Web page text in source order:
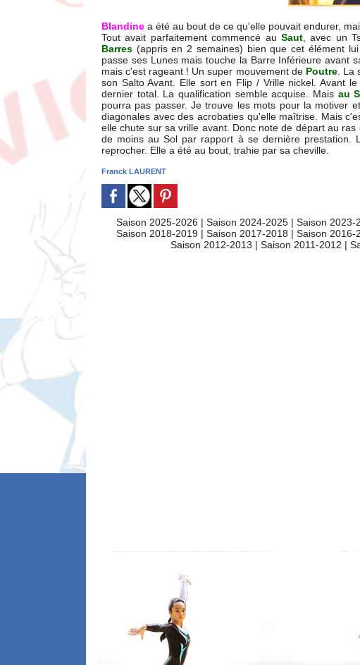
Blandine a été au bout de ce qu'elle pouvait endurer,
Tout avait parfaitement commencé au Saut, avec un
Barres (appris en 2 semaines) bien que cet élément
passe ses Lunes mais touche la Barre Inférieure avant
mais c'est rageant ! Un super mouvement de Poutre. La
son Salto Avant. Elle sort en Flip / Vrille nickel. Avant
dernier total. La qualification semble acquise. Mais au
pourra pas passer. Je trouve les mots pour la motiver
diagonales avec des acrobaties qu'elle maîtrise. Mais
elle chute sur sa vrille avant. Donc note de départ au
de moins au Sol par rapport à se dernière
reprocher. Elle a été au bout, trahie par sa cheville.
Franck LAURENT
Saison 2025-2026 | Saison 2024-2025 | Saison 2023-
Saison 2018-2019 | Saison 2017-2018 | Saison 2016-
Saison 2012-2013 | Saison 2011-2012 |